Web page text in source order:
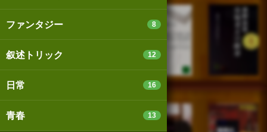
ファンタジー 8
叙述トリック 12
日常 16
青春 13